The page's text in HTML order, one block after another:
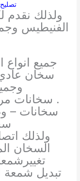
ولذلك
الفنيطيس
جميع
سخان
. سخانات
سخانات –
ولذلك
السخان
تبديل شمعة